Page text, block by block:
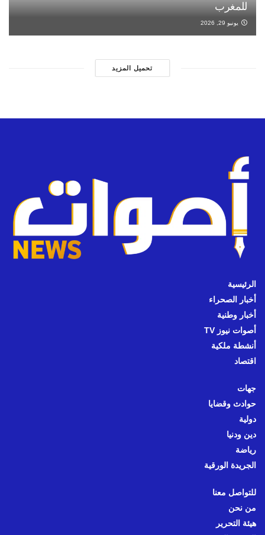
للمغرب
يونيو 29, 2026
تحميل المزيد
الرئيسية
أخبار الصحراء
أخبار وطنية
أصوات نيوز TV
أنشطة ملكية
اقتصاد
جهات
حوادث وقضايا
دولية
دين ودنيا
رياضة
الجريدة الورقية
للتواصل معنا
من نحن
هيئة التحرير